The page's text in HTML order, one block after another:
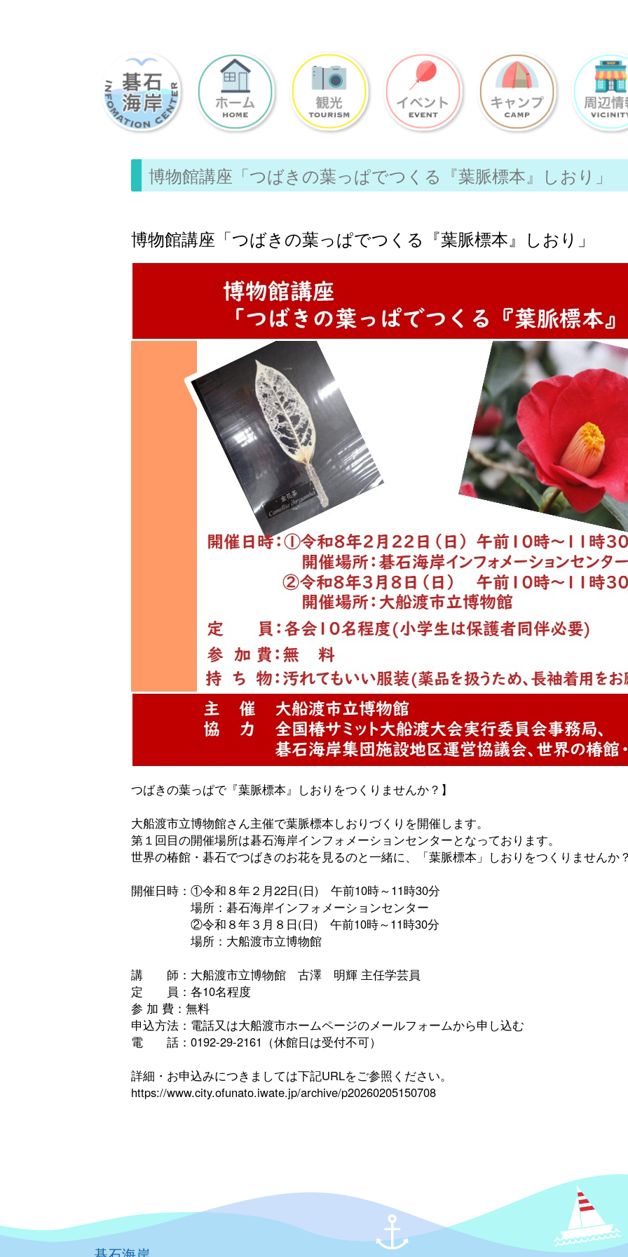
博物館講座「つばきの葉っぱでつくる『葉脈標本』しおり」
博物館講座「つばきの葉っぱでつくる『葉脈標本』しおり」
つばきの葉っぱで『葉脈標本』しおりをつくりませんか？】
大船渡市立博物館さん主催で葉脈標本しおりづくりを開催します。
第１回目の開催場所は碁石海岸インフォメーションセンターとなっております。
世界の椿館・碁石でつばきのお花を見るのと一緒に、「葉脈標本」しおりをつくりませんか
開催日時：①令和８年２月22日(日) 午前10時～11時30分
場所：碁石海岸インフォメーションセンター
②令和８年３月８日(日) 午前10時～11時30分
場所：大船渡市立博物館
講 師：大船渡市立博物館 古澤 明輝 主任学芸員
定 員：各10名程度
参 加 費：無料
申込方法：電話又は大船渡市ホームページのメールフォームから申し込む
電 話：0192-29-2161（休館日は受付不可）
詳細・お申込みにつきましては下記URLをご参照ください。
https://www.city.ofunato.iwate.jp/archive/p20260205150708